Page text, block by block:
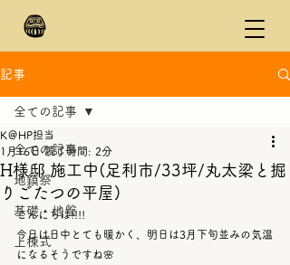
記事
全ての記事
地鎮祭
基礎・地盤
上棟式
全ての記事
H様邸 施工中(足利市/33坪/丸太梁と掘
りごたつの平屋)
K＠HP担当
1月16日 読了時間: 2分
こんにちは!!!!
今日は日中とても暖かく、明日は3月下旬並みの気温
になるそうですね🌸